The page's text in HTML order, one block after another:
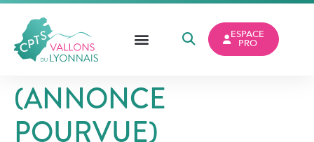
ESPACE
PRO
(ANNONCE
POURVUE)